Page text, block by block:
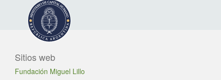
Sitios web
Fundación Miguel Lillo